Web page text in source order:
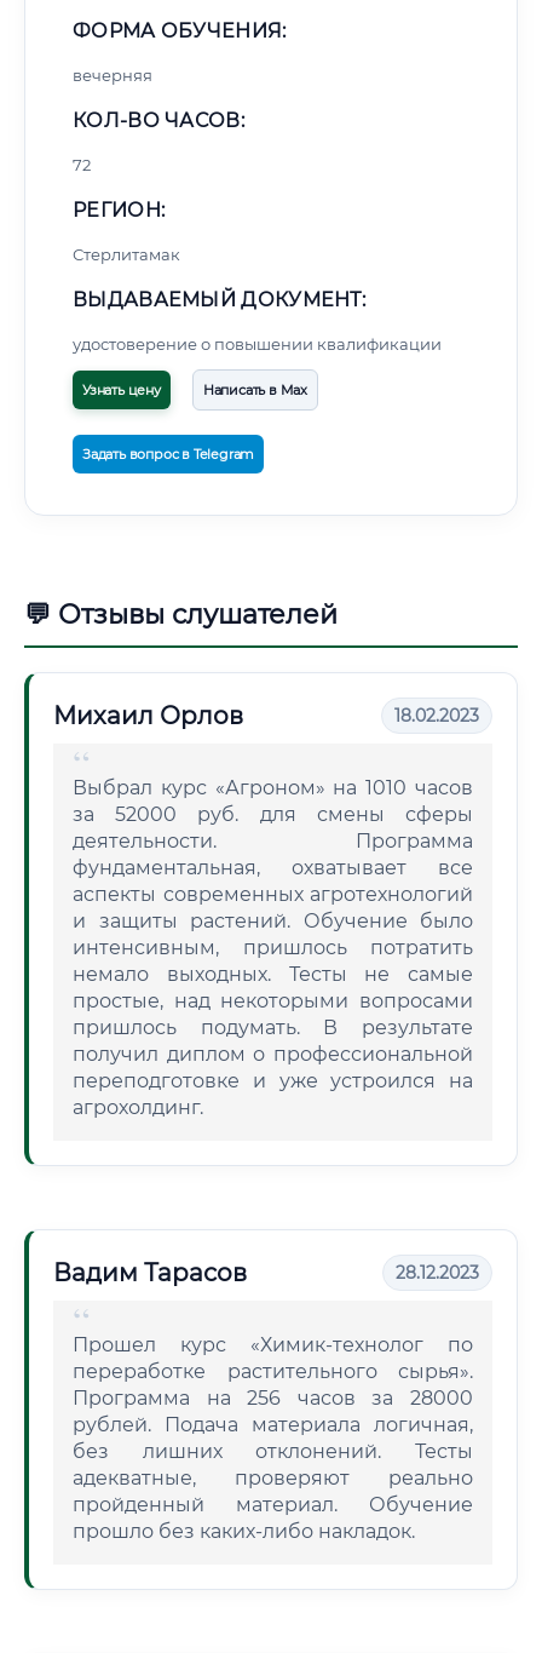
ФОРМА ОБУЧЕНИЯ:
вечерняя
КОЛ-ВО ЧАСОВ:
72
РЕГИОН:
Стерлитамак
ВЫДАВАЕМЫЙ ДОКУМЕНТ:
удостоверение о повышении квалификации
Узнать цену Написать в Max
Задать вопрос в Telegram
💬 Отзывы слушателей
Михаил Орлов 18.02.2023
Выбрал курс «Агроном» на 1010 часов
за 52000 руб. для смены сферы
деятельности. Программа
фундаментальная, охватывает все
аспекты современных агротехнологий
и защиты растений. Обучение было
интенсивным, пришлось потратить
немало выходных. Тесты не самые
простые, над некоторыми вопросами
пришлось подумать. В результате
получил диплом о профессиональной
переподготовке и уже устроился на
агрохолдинг.
Вадим Тарасов 28.12.2023
Прошел курс «Химик-технолог по
переработке растительного сырья».
Программа на 256 часов за 28000
рублей. Подача материала логичная,
без лишних отклонений. Тесты
адекватные, проверяют реально
пройденный материал. Обучение
прошло без каких-либо накладок.